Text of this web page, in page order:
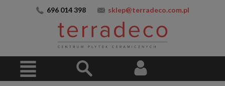
696 014 398 sklep@terradeco.com.pl